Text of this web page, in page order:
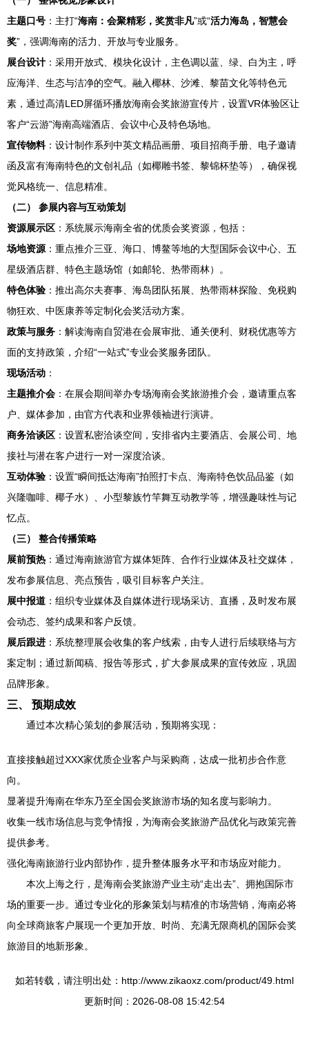
主题口号 ：主打“海南：会聚精彩，奖赏非凡”或“活力海岛，智慧会
奖”，强调海南的活力、开放与专业服务。
展台设计 ：采用开放式、模块化设计，主色调以蓝、绿、白为主，呼
应海洋、生态与洁净的空气。融入椰林、沙滩、黎苗文化等特色元
素，通过高清LED屏循环播放海南会奖旅游宣传片，设置VR体验区让
客户“云游”海南高端酒店、会议中心及特色场地。
宣传物料：设计制作系列中英文精品画册、项目招商手册、电子邀请
函及富有海南特色的文创礼品（如椰雕书签、黎锦杯垫等），确保视
觉风格统一、信息精准。
（二） 参展内容与互动策划
资源展示区 ：系统展示海南全省的优质会奖资源，包括：
场地资源 ：重点推介三亚、海口、博鳌等地的大型国际会议中心、五
星级酒店群、特色主题场馆（如邮轮、热带雨林）。
特色体验 ：推出高尔夫赛事、海岛团队拓展、热带雨林探险、免税购
物狂欢、中医康养等定制化会奖活动方案。
政策与服务 ：解读海南自贸港在会展审批、通关便利、财税优惠等方
面的支持政策，介绍“一站式”专业会奖服务团队。
现场活动 ：
主题推介会 ：在展会期间举办专场海南会奖旅游推介会，邀请重点客
户、媒体参加，由官方代表和业界领袖进行演讲。
商务洽谈区 ：设置私密洽谈空间，安排省内主要酒店、会展公司、地
接社与潜在客户进行一对一深度洽谈。
互动体验 ：设置“瞬间抵达海南”拍照打卡点、海南特色饮品品鉴（如
兴隆咖啡、椰子水）、小型黎族竹竿舞互动教学等，增强趣味性与记
忆点。
（三） 整合传播策略
展前预热 ：通过海南旅游官方媒体矩阵、合作行业媒体及社交媒体，
发布参展信息、亮点预告，吸引目标客户关注。
展中报道 ：组织专业媒体及自媒体进行现场采访、直播，及时发布展
会动态、签约成果和客户反馈。
展后跟进 ：系统整理展会收集的客户线索，由专人进行后续联络与方
案定制；通过新闻稿、报告等形式，扩大参展成果的宣传效应，巩固
品牌形象。
三、 预期成效
通过本次精心策划的参展活动，预期将实现：
直接接触超过XXX家优质企业客户与采购商，达成一批初步合作意
向。
显著提升海南在华东乃至全国会奖旅游市场的知名度与影响力。
收集一线市场信息与竞争情报，为海南会奖旅游产品优化与政策完善
提供参考。
强化海南旅游行业内部协作，提升整体服务水平和市场应对能力。
本次上海之行，是海南会奖旅游产业主动“走出去”、拥抱国际市
场的重要一步。通过专业化的形象策划与精准的市场营销，海南必将
向全球商旅客户展现一个更加开放、时尚、充满无限商机的国际会奖
旅游目的地新形象。
如若转载，请注明出处：http://www.zikaoxz.com/product/49.html
更新时间：2026-08-08 15:42:54